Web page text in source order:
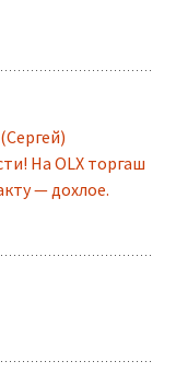
На OLX торгаш
— дохлое.